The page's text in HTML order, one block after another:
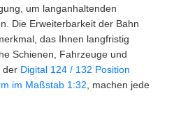
um langanhaltenden
Die Erweiterbarkeit der Bahn
das Ihnen langfristig
Schienen, Fahrzeuge und
der Digital 124 / 132 Position
im Maßstab 1:32 , machen jede